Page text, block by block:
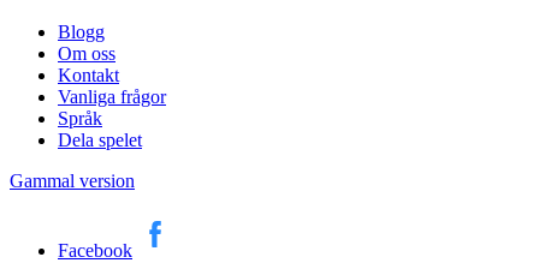
Blogg
Om oss
Kontakt
Vanliga frågor
Språk
Dela spelet
Gammal version
Facebook